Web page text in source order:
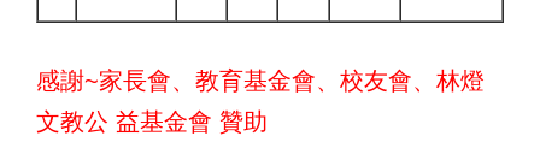
感謝~家長會、教育基金會、校友會、林燈
文教公 益基金會 贊助